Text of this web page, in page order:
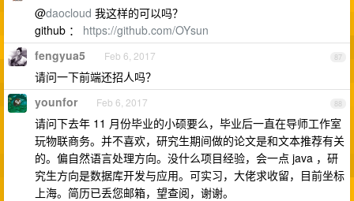
@daocloud 我这样的可以吗？
github ： https://github.com/OYsun
87
fengyua5 Feb 6, 2017
请问一下前端还招人吗？
88
younfor Feb 6, 2017
请问下去年 11 月份毕业的小硕要么，毕业后一直在导师工作室
玩物联商务。并不喜欢，研究生期间做的论文是和文本推荐有关
的。偏自然语言处理方向。没什么项目经验，会一点 java ，研
究生方向是数据库开发与应用。可实习，大佬求收留，目前坐标
上海。简历已丢您邮箱，望查阅，谢谢。